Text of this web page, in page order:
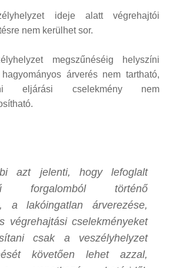
ideje alatt végrehajtói
nem kerülhet sor.
megszűnéséig helyszíni
árverés nem tartható,
eljárási cselekmény nem
azt jelenti, hogy lefoglalt
forgalomból történő
a lakóingatlan árverezése,
végrehajtási cselekményeket
csak a veszélyhelyzet
követően lehet azzal,